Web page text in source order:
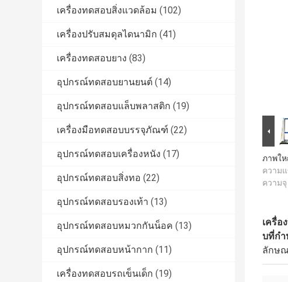
เครื่องทดสอบสิ่งแวดล้อม (102)
เครื่องปรับสมดุลไดนามิก (41)
เครื่องทดสอบยาง (83)
อุปกรณ์ทดสอบยานยนต์ (14)
อุปกรณ์ทดสอบแล็บพลาสติก (19)
เครื่องมือทดสอบบรรจุภัณฑ์ (22)
อุปกรณ์ทดสอบเครื่องหนัง (17)
อุปกรณ์ทดสอบสิ่งทอ (22)
อุปกรณ์ทดสอบรองเท้า (13)
อุปกรณ์ทดสอบหมวกกันน็อค (13)
อุปกรณ์ทดสอบหน้ากาก (11)
เครื่องทดสอบรถเข็นเด็ก (19)
ภาพใ
ความ
ความ
เครื่อ
บที่กํา
ลักษ